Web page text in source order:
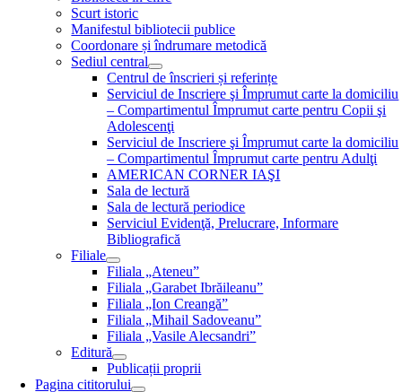
Scurt istoric
Manifestul bibliotecii publice
Coordonare și îndrumare metodică
Sediul central
Centrul de înscrieri și referințe
Serviciul de Inscriere şi Împrumut carte la domiciliu
– Compartimentul Împrumut carte pentru Copii şi
Adolescenţi
Serviciul de Inscriere şi Împrumut carte la domiciliu
– Compartimentul Împrumut carte pentru Adulţi
AMERICAN CORNER IAŞI
Sala de lectură
Sala de lectură periodice
Serviciul Evidenţă, Prelucrare, Informare
Bibliografică
Filiale
Filiala „Ateneu”
Filiala „Garabet Ibrăileanu”
Filiala „Ion Creangă”
Filiala „Mihail Sadoveanu”
Filiala „Vasile Alecsandri”
Editură
Publicații proprii
Pagina cititorului